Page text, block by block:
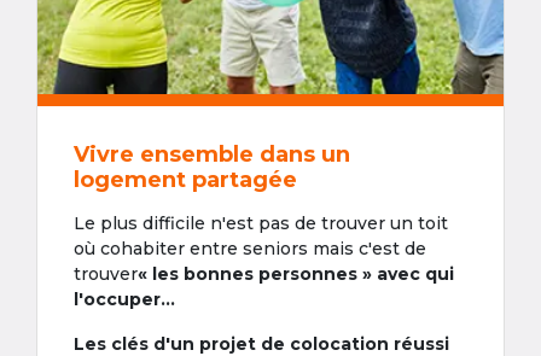
Vivre ensemble dans un
logement partagée
Le plus difficile n'est pas de trouver un toit
où cohabiter entre seniors mais c'est de
trouver« les bonnes personnes » avec qui
l'occuper...
Les clés d'un projet de colocation réussi